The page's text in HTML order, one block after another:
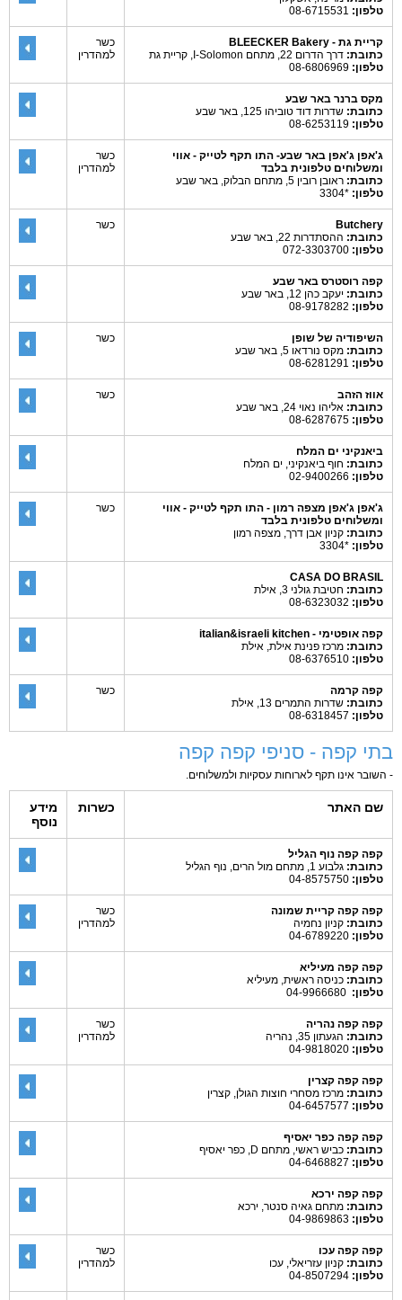
טלפון:
קריית גת - BLEECKER Bakery
כתובת: דרך הדרום 22, מתחם I-Solomon, קריית גת
טלפון:
כשר
למהדרין
מקס ברנר באר שבע
כתובת: שדרות דוד טוביהו 125, באר שבע
טלפון:
ג'אפן ג'אפן באר שבע- התו תקף לטייק - אווי
ומשלוחים טלפונית בלבד
כתובת: ראובן רובין 5, מתחם הבלוק, באר שבע
טלפון: *3304
כשר
למהדרין
Butchery
כתובת: ההסתדרות 22, באר שבע
טלפון:
כשר
קפה רוסטרס באר שבע
כתובת: יעקב כהן 12, באר שבע
טלפון:
השיפודיה של שופן
כתובת: מקס נורדאו 5, באר שבע
טלפון:
כשר
אווז הזהב
כתובת: אליהו נאוי 24, באר שבע
טלפון:
כשר
ביאנקיני ים המלח
כתובת: חוף ביאנקיני, ים המלח
טלפון:
ג'אפן ג'אפן מצפה רמון - התו תקף לטייק - אווי
ומשלוחים טלפונית בלבד
כתובת: קניון אבן דרך, מצפה רמון
טלפון: *3304
כשר
CASA DO BRASIL
כתובת: חטיבת גולני 3, אילת
טלפון:
קפה אופטימי - italian&israeli kitchen
כתובת: מרכז פנינת אילת, אילת
טלפון:
קפה קרמה
כתובת: שדרות התמרים 13, אילת
טלפון:
כשר
בתי קפה - סניפי קפה קפה
- השובר אינו תקף לארוחות עסקיות ולמשלוחים.
שם האתר כשרות
מידע
נוסף
קפה קפה נוף הגליל
כתובת: גלבוע 1, מתחם מול הרים, נוף הגליל
טלפון:
קפה קפה קריית שמונה
כתובת: קניון נחמיה
טלפון:
כשר
למהדרין
קפה קפה מעיליא
כתובת: כניסה ראשית, מעיליא
טלפון:
קפה קפה נהריה
כתובת: הגעתון 35, נהריה
טלפון:
כשר
למהדרין
קפה קפה קצרין
כתובת: מרכז מסחרי חוצות הגולן, קצרין
טלפון:
קפה קפה כפר יאסיף
כתובת: כביש ראשי, מתחם D, כפר יאסיף
טלפון:
קפה קפה ירכא
כתובת: מתחם גאיה סנטר, ירכא
טלפון:
קפה קפה עכו
כתובת: קניון עזריאלי, עכו
טלפון:
כשר
למהדרין